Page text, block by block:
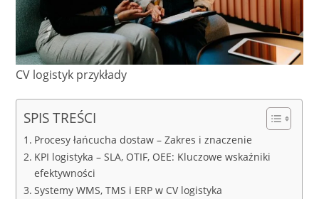
CV logistyk przykłady
SPIS TREŚCI
Procesy łańcucha dostaw – Zakres i znaczenie
KPI logistyka – SLA, OTIF, OEE: Kluczowe wskaźniki
efektywności
Systemy WMS, TMS i ERP w CV logistyka